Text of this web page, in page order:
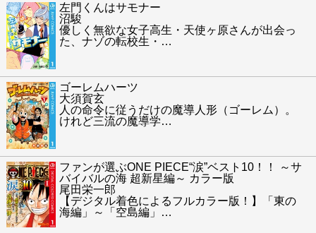
左門くんはサモナー
沼駿
優しく無欲な女子高生・天使ヶ原さんが出会っ
た、ナゾの転校生・ …
ゴーレムハーツ
大須賀玄
人の命令に従うだけの魔導人形（ゴーレム）。
けれど三流の魔導学…
ファンが選ぶONE PIECE“涙”ベスト10！！ ～サ
バイバルの海 超新星編～ カラー版
尾田栄一郎
【デジタル着色によるフルカラー版！】「東の
海編」～「空島編」
…